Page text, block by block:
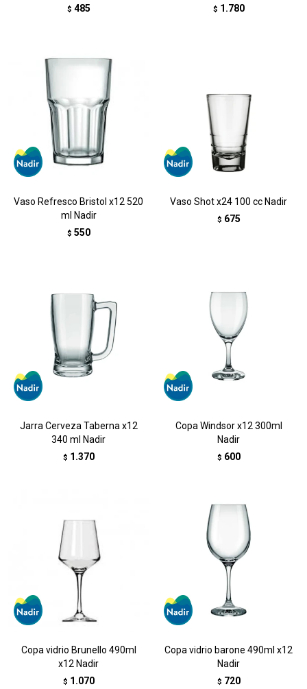
$ 485 $ 1.780
Vaso Refresco Bristol x12 520
ml Nadir
$ 550
Vaso Shot x24 100 cc Nadir
$ 675
Jarra Cerveza Taberna x12
340 ml Nadir
$ 1.370
Copa Windsor x12 300ml
Nadir
$ 600
Copa vidrio Brunello 490ml
x12 Nadir
$ 1.070
Copa vidrio barone 490ml x12
Nadir
$ 720